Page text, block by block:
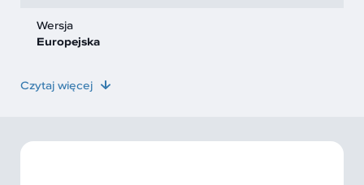
Wersja
Europejska
Czytaj więcej